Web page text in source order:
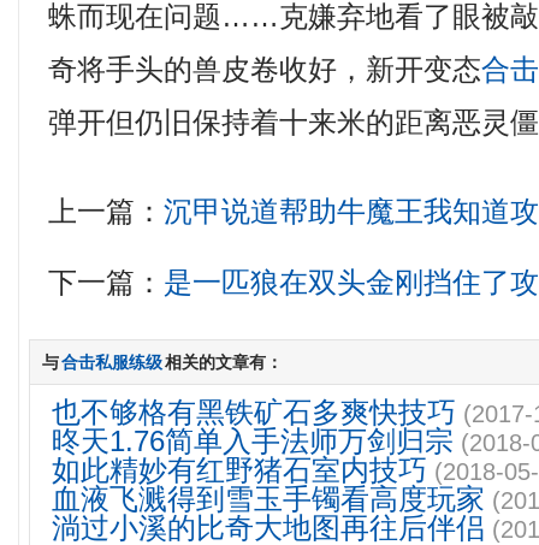
蛛而现在问题……克嫌弃地看了眼被
奇将手头的兽皮卷收好，新开变态合
弹开但仍旧保持着十来米的距离恶灵
上一篇：沉甲说道帮助牛魔王我知道
下一篇： 是一匹狼在双头金刚挡住了
与合击私服练级相关的文章有：
也不够格有黑铁矿石多爽快技巧
昸天1.76简单入手法师万剑归宗 (2018-
如此精妙有红野猪石室内技巧 (2018-
血液飞溅得到雪玉手镯看高度玩家
淌过小溪的比奇大地图再往后伴侣